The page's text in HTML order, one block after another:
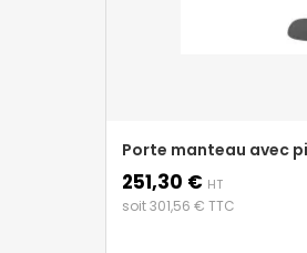
Porte manteau avec
Prix
251,30 € HT
soit 301,56 € TTC